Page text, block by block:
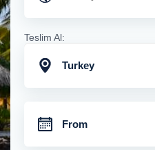
Teslim Al:
Turkey